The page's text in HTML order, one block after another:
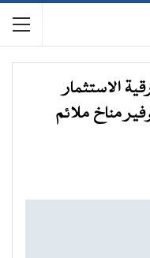
الاستثمار
مناخ ملائم